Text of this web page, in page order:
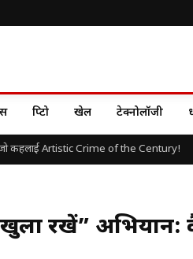
क्रिप्टो खेल टेक्नोलॉजी
कहलाई Artistic Crime of the Century!
रखें” अभियान: